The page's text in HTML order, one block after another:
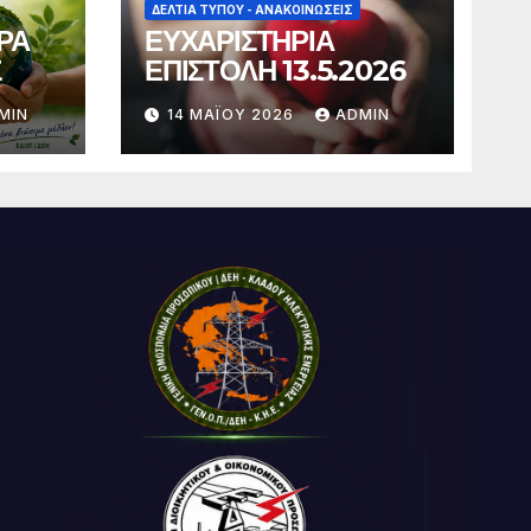
ΔΕΛΤΊΑ ΤΎΠΟΥ - ΑΝΑΚΟΙΝΏΣΕΙΣ
ΕΥΧΑΡΙΣΤΗΡΙΑ
ΕΠΙΣΤΟΛΗ 13.5.2026
14 ΜΑΪ́ΟΥ 2026 ADMIN